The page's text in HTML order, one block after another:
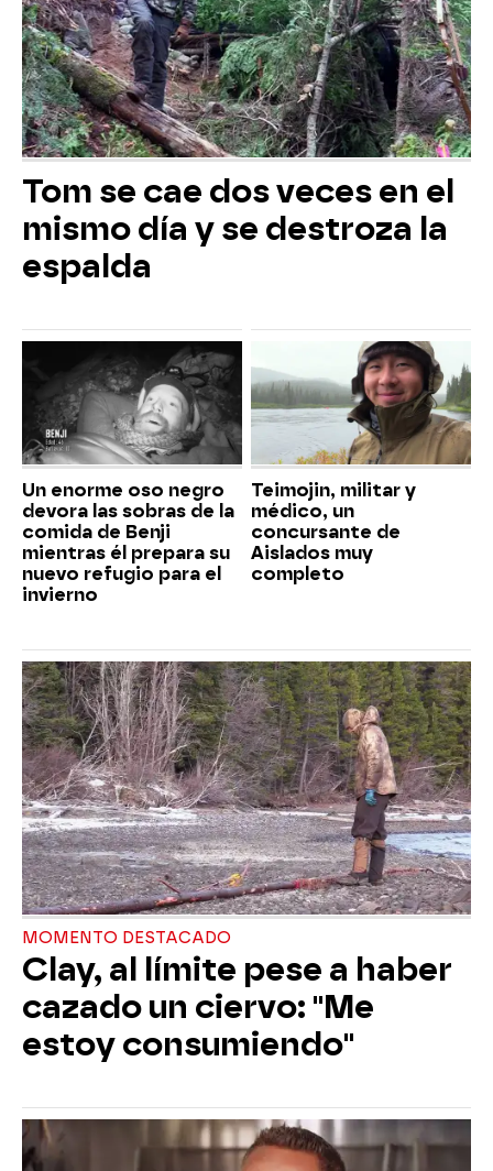
Tom se cae dos veces en el
mismo día y se destroza la
espalda
Un enorme oso negro
devora las sobras de la
comida de Benji
mientras él prepara su
nuevo refugio para el
invierno
Teimojin, militar y
médico, un
concursante de
Aislados muy
completo
MOMENTO DESTACADO
Clay, al límite pese a haber
cazado un ciervo: "Me
estoy consumiendo"